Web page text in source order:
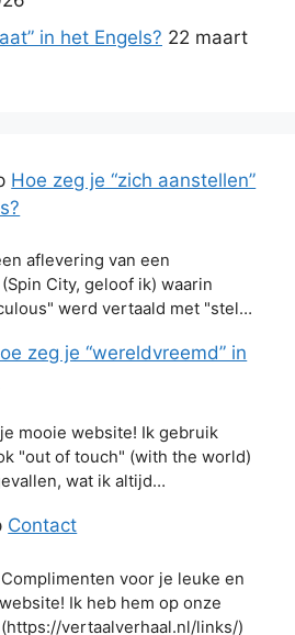
in het Engels? 22 maart
Hoe zeg je “zich aanstellen”
aflevering van een
City, geloof ik) waarin
werd vertaald met "stel…
zeg je “wereldvreemd” in
mooie website! Ik gebruik
"out of touch" (with the world)
wat ik altijd…
Contact
voor je leuke en
Ik heb hem op onze
vertaalverhaal.nl/links/)